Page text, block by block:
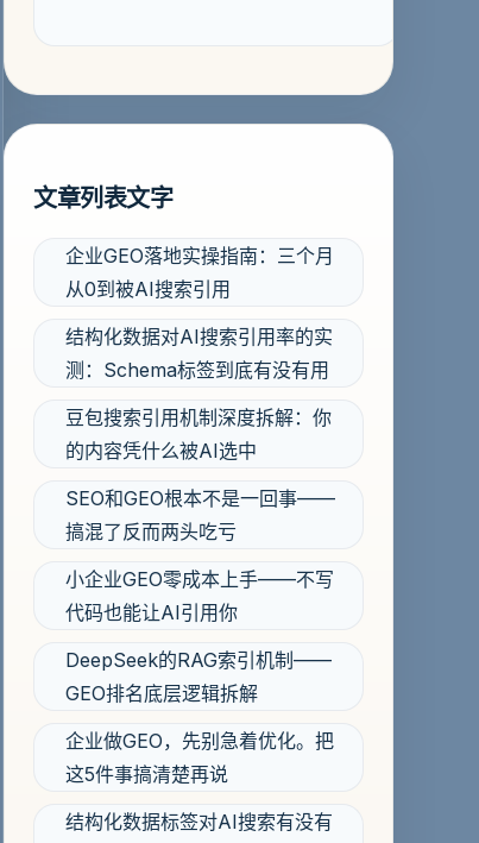
文章列表文字
企业GEO落地实操指南：三个月
从0到被AI搜索引用
结构化数据对AI搜索引用率的实
测：Schema标签到底有没有用
豆包搜索引用机制深度拆解：你
的内容凭什么被AI选中
SEO和GEO根本不是一回事——
搞混了反而两头吃亏
小企业GEO零成本上手——不写
代码也能让AI引用你
DeepSeek的RAG索引机制——
GEO排名底层逻辑拆解
企业做GEO，先别急着优化。把
这5件事搞清楚再说
结构化数据标签对AI搜索有没有